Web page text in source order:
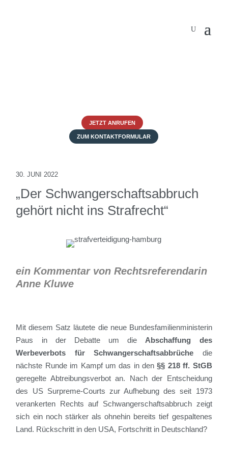
JETZT ANRUFEN
ZUM KONTAKTFORMULAR
30. JUNI 2022
„Der Schwangerschaftsabbruch
gehört nicht ins Strafrecht“
ein Kommentar von Rechtsreferendarin
Anne Kluwe
Mit diesem Satz läutete die neue Bundesfamilienministerin
Paus in der Debatte um die Abschaffung des
Werbeverbots für Schwangerschaftsabbrüche die
nächste Runde im Kampf um das in den§§ 218 ff. StGB
geregelte Abtreibungsverbot an. Nach der Entscheidung
des US Surpreme-Courts zur Aufhebung des seit 1973
verankerten Rechts auf Schwangerschaftsabbruch zeigt
sich ein noch stärker als ohnehin bereits tief gespaltenes
Land. Rückschritt in den USA, Fortschritt in Deutschland?